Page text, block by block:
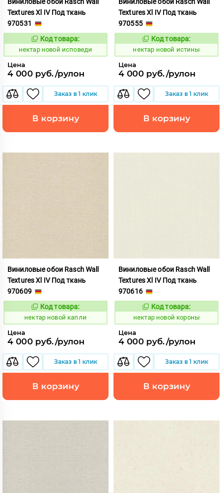
Textures Xl IV Под ткань
970531
1133160
Код товара:
нектар новой исповеди
Цена
4 000 руб./рулон
Заказ в 1 клик
В корзину
Textures Xl IV Под ткань
970555
1133161
Код товара:
нектар новой истины
Цена
4 000 руб./рулон
Заказ в 1 клик
В корзину
Виниловые обои Rasch Wall
Textures Xl IV Под ткань
970609
1133162
Код товара:
нектар новой капли
Цена
4 000 руб./рулон
Заказ в 1 клик
В корзину
Виниловые обои Rasch Wall
Textures Xl IV Под ткань
970616
1133163
Код товара:
нектар новой короны
Цена
4 000 руб./рулон
Заказ в 1 клик
В корзину